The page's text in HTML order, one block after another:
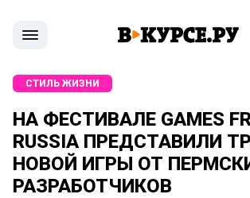
СТИЛЬ ЖИЗНИ
НА ФЕСТИВАЛЕ GAMES
RUSSIA ПРЕДСТАВИЛИ
НОВОЙ ИГРЫ ОТ
РАЗРАБОТЧИКОВ